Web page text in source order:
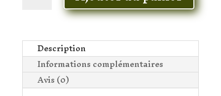
pour
la
guérison
Description
Informations complémentaires
Avis (0)